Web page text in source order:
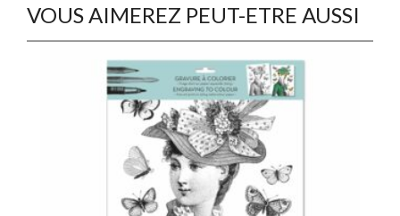
VOUS AIMEREZ PEUT-ETRE AUSSI